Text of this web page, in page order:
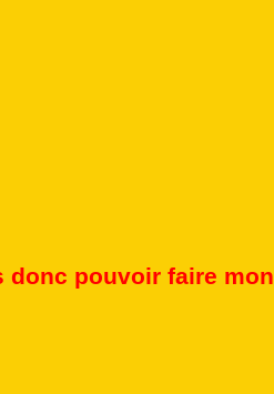
donc pouvoir faire mon